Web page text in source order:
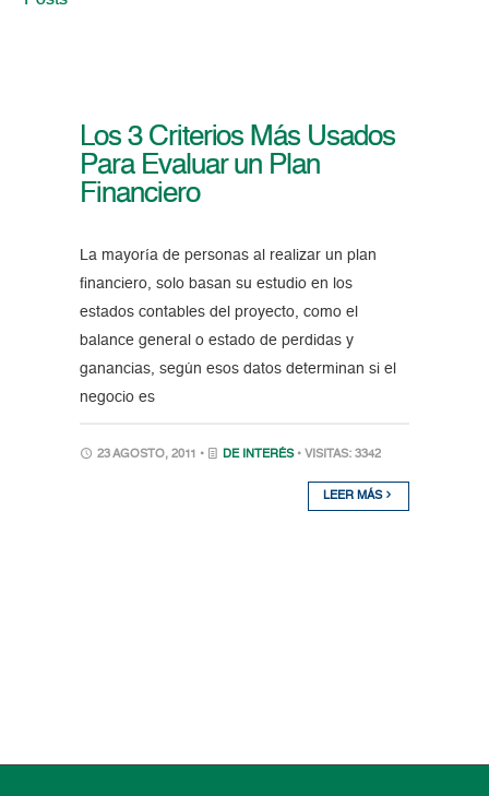
Los 3 Criterios Más Usados
Para Evaluar un Plan
Financiero
La mayoría de personas al realizar un plan
financiero, solo basan su estudio en los
estados contables del proyecto, como el
balance general o estado de perdidas y
ganancias, según esos datos determinan si el
negocio es
23 AGOSTO, 2011 • DE INTERÉS • VISITAS: 3342
LEER MÁS